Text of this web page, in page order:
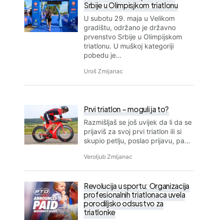
Srbije u Olimpisjkom triatlonu
U subotu 29. maja u Velikom
gradištu, održano je državno
prvenstvo Srbije u Olimpijskom
triatlonu. U muškoj kategoriji
pobedu je…
Uroš Zmijanac
Prvi triatlon – moguli ja to?
Razmišljaš se još uvijek da li da se
prijaviš za svoj prvi triatlon ili si
skupio petlju, poslao prijavu, pa…
Veroljub Zmijanac
Revolucija u sportu: Organizacija
profesionalnih triatlonaca uvela
porodiljsko odsustvo za
triatlonke